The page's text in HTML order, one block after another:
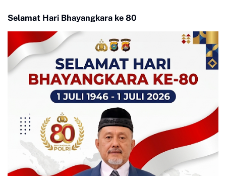
Selamat Hari Bhayangkara ke 80